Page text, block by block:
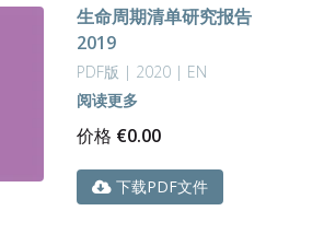
生命周期清单研究报告
2019
PDF版 | 2020 | EN
阅读更多
价格 €0.00
下载PDF文件